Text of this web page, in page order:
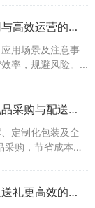
快递单号购买全解析：合规使用与高效运营的实用指南
用场景及注意事
率，规避风险。...
礼品代发新选择：一站式解决礼品采购与配送难题
定制化包装及全
购，节省成本与
礼品代发网：让企业采购与个人送礼更高效的一站式解决方案